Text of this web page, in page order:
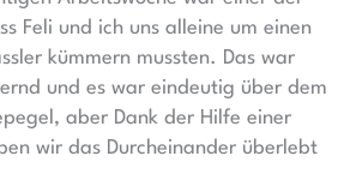
Feli und ich uns alleine um einen
kümmern mussten. Das war
und es war eindeutig über dem
aber Dank der Hilfe einer
wir das Durcheinander überlebt